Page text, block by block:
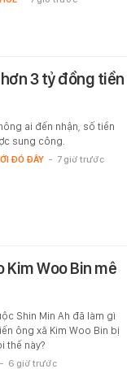
3 tỷ đồng tiền
ai đến nhận, số tiền
sung công.
ĐÓ ĐÂY - 7 giờ trước
Kim Woo Bin mê
Shin Min Ah đã làm gì
ông xã Kim Woo Bin bị
thế này?
- 6 giờ trước